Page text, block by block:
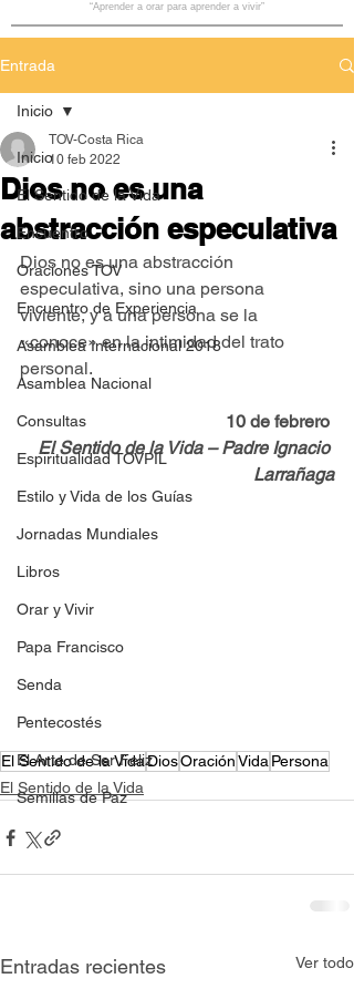
“Aprender a orar para aprender a vivir”
Entrada
Inicio
El Sentido de la Vida
Encuentro
Oraciones TOV
Encuentro de Experiencia
Asamblea Internacional 2018
Asamblea Nacional
Consultas
Espiritualidad TOVPIL
Estilo y Vida de los Guías
Jornadas Mundiales
Libros
Orar y Vivir
Papa Francisco
Senda
Pentecostés
El Arte de Ser Feliz
Semillas de Paz
Inicio
Dios no es una
abstracción especulativa
TOV-Costa Rica
10 feb 2022
Dios no es una abstracción
especulativa, sino una persona
viviente, y a una persona se la
«conoce» en la intimidad del trato
personal.
10 de febrero
El Sentido de la Vida – Padre Ignacio
Larrañaga
El Sentido de la VidaDiosOraciónVidaPersona
El Sentido de la Vida
Entradas recientes Ver todo